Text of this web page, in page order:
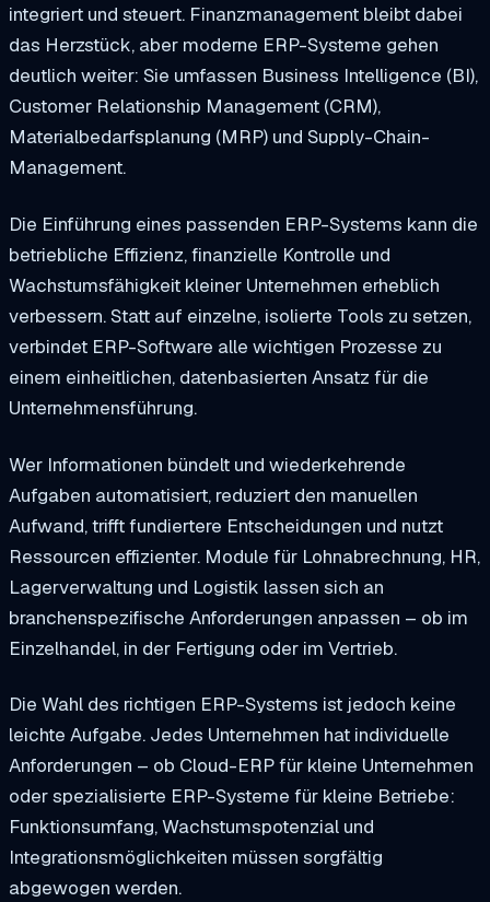
integriert und steuert. Finanzmanagement bleibt dabei
das Herzstück, aber moderne ERP-Systeme gehen
deutlich weiter: Sie umfassen Business Intelligence (BI),
Customer Relationship Management (CRM),
Materialbedarfsplanung (MRP) und Supply-Chain-
Management.
Die Einführung eines passenden ERP-Systems kann die
betriebliche Effizienz, finanzielle Kontrolle und
Wachstumsfähigkeit kleiner Unternehmen erheblich
verbessern. Statt auf einzelne, isolierte Tools zu setzen,
verbindet ERP-Software alle wichtigen Prozesse zu
einem einheitlichen, datenbasierten Ansatz für die
Unternehmensführung.
Wer Informationen bündelt und wiederkehrende
Aufgaben automatisiert, reduziert den manuellen
Aufwand, trifft fundiertere Entscheidungen und nutzt
Ressourcen effizienter. Module für Lohnabrechnung, HR,
Lagerverwaltung und Logistik lassen sich an
branchenspezifische Anforderungen anpassen – ob im
Einzelhandel, in der Fertigung oder im Vertrieb.
Die Wahl des richtigen ERP-Systems ist jedoch keine
leichte Aufgabe. Jedes Unternehmen hat individuelle
Anforderungen – ob Cloud-ERP für kleine Unternehmen
oder spezialisierte ERP-Systeme für kleine Betriebe:
Funktionsumfang, Wachstumspotenzial und
Integrationsmöglichkeiten müssen sorgfältig
abgewogen werden.